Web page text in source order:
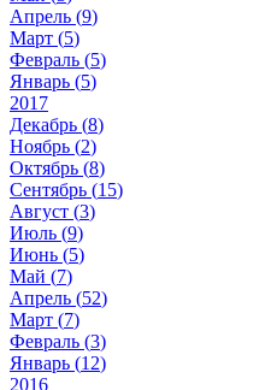
Апрель (9)
Март (5)
Февраль (5)
Январь (5)
2017
Декабрь (8)
Ноябрь (2)
Октябрь (8)
Сентябрь (15)
Август (3)
Июль (9)
Июнь (5)
Май (7)
Апрель (52)
Март (7)
Февраль (3)
Январь (12)
2016